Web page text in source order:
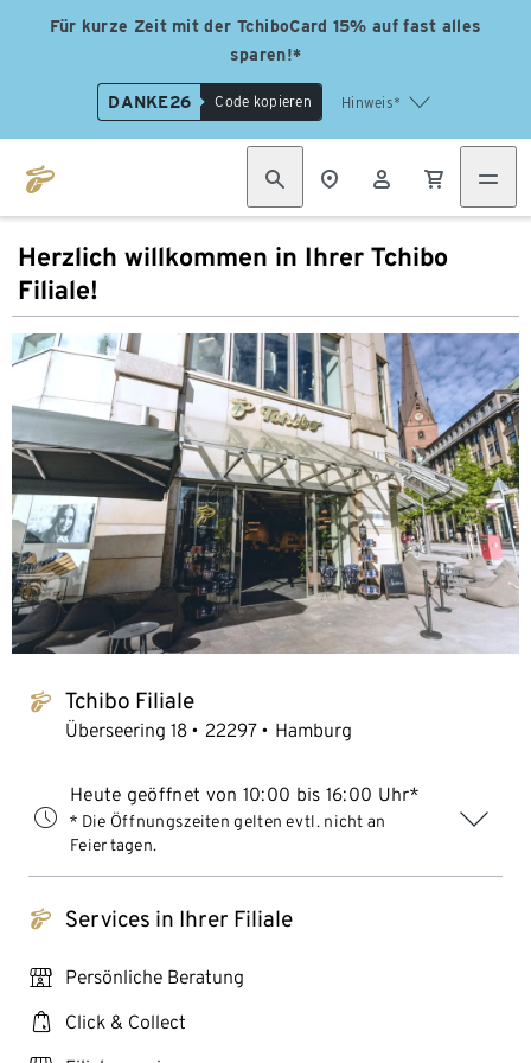
Für kurze Zeit mit der TchiboCard 15% auf fast alles
sparen!*
DANKE26 Code kopieren Hinweis*
Herzlich willkommen in Ihrer Tchibo
Filiale!
tchibo_logo Tchibo Filiale
Überseering 18 22297 Hamburg
Heute geöffnet von 10:00 bis 16:00 Uhr*
* Die Öffnungszeiten gelten evtl. nicht an
Feiertagen.
tchibo_logo Services in Ihrer Filiale
personal_services Persönliche Beratung
click_collect Click & Collect